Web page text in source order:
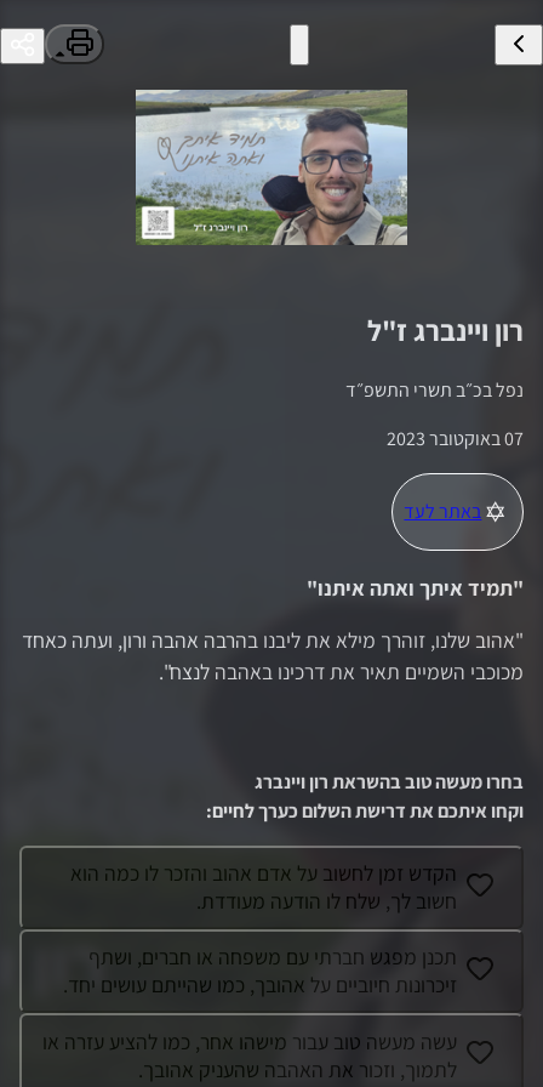
רון ויינברגז"ל
נפל בכ״ב תשרי התשפ״ד
07 באוקטובר 2023
באתר לעד
"תמיד איתך ואתה איתנו"
"אהוב שלנו, זוהרך מילא את ליבנו בהרבה אהבה ורון, ועתה כאחד
מכוכבי השמיים תאיר את דרכינו באהבה לנצח".
בחרו מעשה טוב בהשראתרון ויינברג
וקחו איתכם את דרישת השלום כערך לחיים:
הקדש זמן לחשוב על אדם אהוב והזכר לו כמה הוא
חשוב לך, שלח לו הודעה מעודדת.
תכנן מפגש חברתי עם משפחה או חברים, ושתף
זיכרונות חיוביים על אהובך, כמו שהייתם עושים יחד.
עשה מעשה טוב עבור מישהו אחר, כמו להציע עזרה או
לתמוך, וזכור את האהבה שהעניק אהובך.